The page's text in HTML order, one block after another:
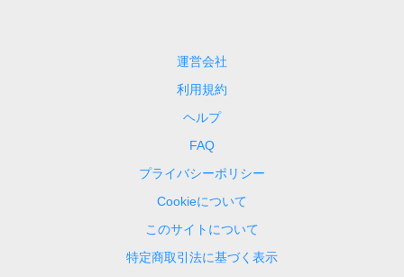
運営会社
利用規約
ヘルプ
FAQ
プライバシーポリシー
Cookieについて
このサイトについて
特定商取引法に基づく表示